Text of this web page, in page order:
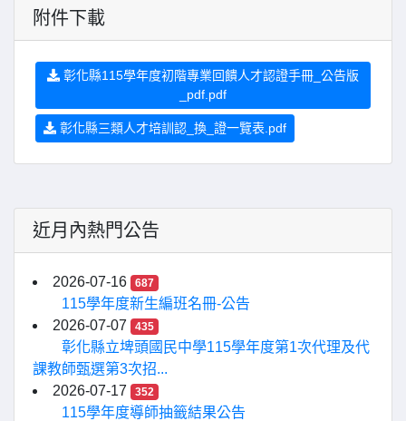
附件下載
彰化縣115學年度初階專業回饋人才認證手冊_公告版
_pdf.pdf
彰化縣三類人才培訓認_換_證一覽表.pdf
近月內熱門公告
2026-07-16 687
115學年度新生編班名冊-公告
2026-07-07
435
彰化縣立埤頭國民中學115學年度第1次代理及代
課教師甄選第3次招...
2026-07-17
352
115學年度導師抽籤結果公告